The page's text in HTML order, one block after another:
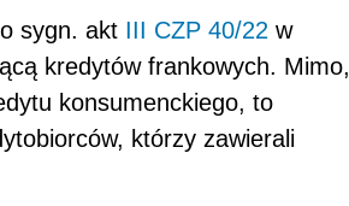
sygn. akt III CZP 40/22 w
kredytów frankowych. Mimo,
konsumenckiego, to
którzy zawierali